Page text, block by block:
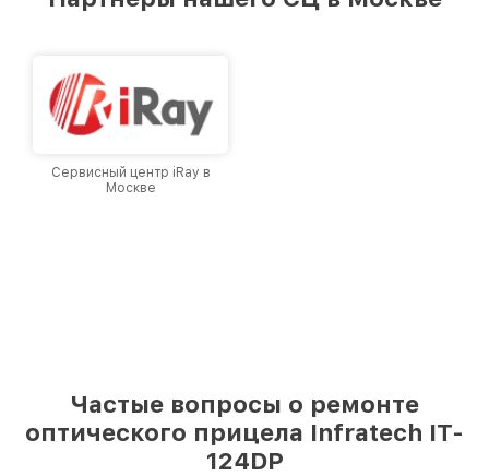
лучшим сервисным центром Infratech в
Сервисный центр iRay в
Москве
Частые вопросы о ремонте
оптического прицела Infratech IT-
124DP